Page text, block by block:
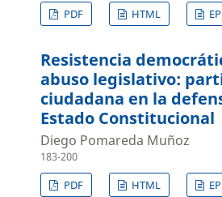
PDF
HTML
Resistencia
abuso legislativo:
ciudadana en la
Estado Constitucional
Diego Pomareda Muñoz
183-200
PDF
HTML